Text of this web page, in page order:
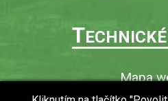
T
Mapa